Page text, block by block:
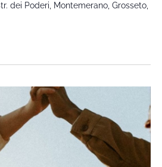
dei Poderi, Montemerano, Grosseto,